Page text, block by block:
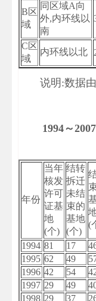
B区
域
同区域A向
外,内环线以
南
C区
域
内环线以北
说明:数据
1994～
年份
当年
核发
许可
证基
地
(个)
结转
拆迁
未结
束的
基地
(个)
(
1994 81 17
1995 62 49
1996 42 54
1997 29 49
1998 29 37